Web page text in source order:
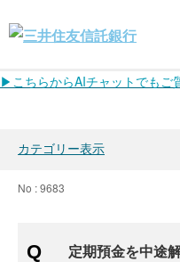
▶こちらからAIチャットでもご
カテゴリー表示
No : 9683
定期預金を中途